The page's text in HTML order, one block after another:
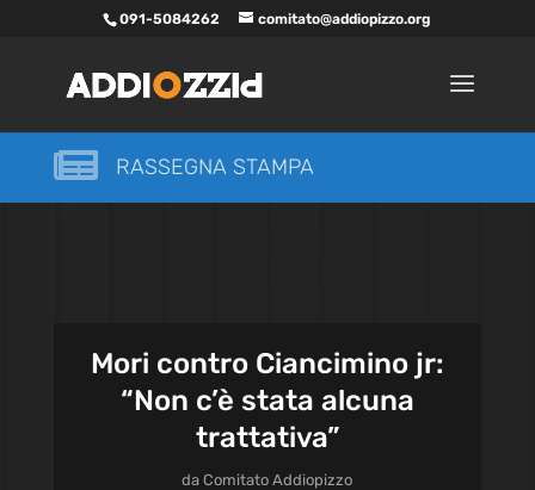
091-5084262 comitato@addiopizzo.org
 RASSEGNA STAMPA
Mori contro Ciancimino jr:
“Non c’è stata alcuna
trattativa”
daComitato Addiopizzo